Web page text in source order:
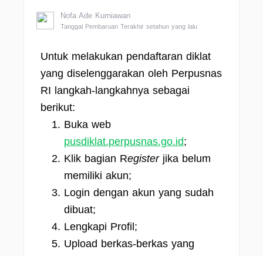
Nofa Ade Kurniawan
Tanggal Pembaruan Terakhir setahun yang lalu
Untuk melakukan pendaftaran diklat
yang diselenggarakan oleh Perpusnas
RI langkah-langkahnya sebagai
berikut:
Buka web
pusdiklat.perpusnas.go.id;
Klik bagian Register jika belum
memiliki akun;
Login dengan akun yang sudah
dibuat;
Lengkapi Profil;
Upload berkas-berkas yang